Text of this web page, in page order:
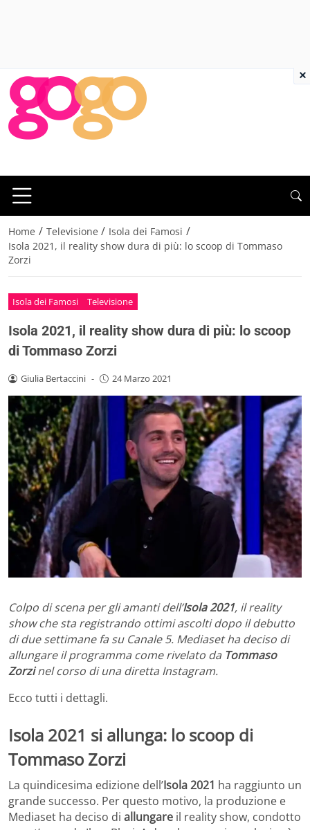
Home / Televisione / Isola dei Famosi /
Isola 2021, il reality show dura di più: lo scoop di Tommaso
Zorzi
Isola dei Famosi Televisione
Isola 2021, il reality show dura di più: lo scoop
di Tommaso Zorzi
Giulia Bertaccini - 24 Marzo 2021
Colpo di scena per gli amanti dell’Isola 2021, il reality
show che sta registrando ottimi ascolti dopo il debutto
di due settimane fa su Canale 5. Mediaset ha deciso di
allungare il programma come rivelato da Tommaso
Zorzinel corso di una diretta Instagram.
Ecco tutti i dettagli.
Isola 2021 si allunga: lo scoop di
Tommaso Zorzi
La quindicesima edizione dell’Isola 2021 ha raggiunto un
grande successo. Per questo motivo, la produzione e
Mediaset ha deciso di allungare il reality show, condotto
×